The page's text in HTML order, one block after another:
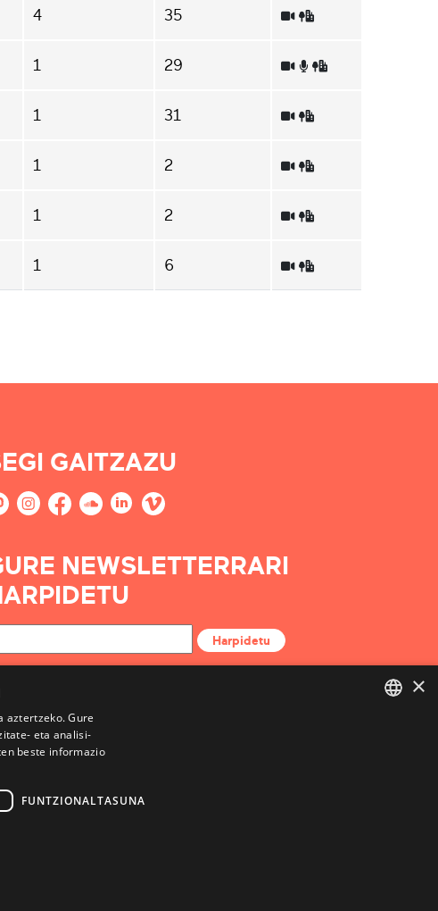
4 35
1 29
1 31
1 2
1 2
1 6
GAITZAZU
NEWSLETTERRARI
Harpidetu
×
aztertzeko. Gure
eta analisi-
beste informazio
FUNTZIONALTASUNA